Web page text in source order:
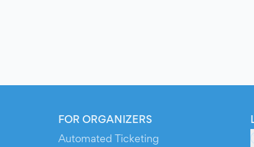
FOR ORGANIZERS
Automated Ticketing